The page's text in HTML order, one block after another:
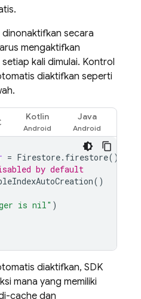
secara
mengaktifkan
kali dimulai. Kontrol
diaktifkan seperti
Kotlin Java
= Firestore. firestore().
by default
()
is nil" )
diaktifkan, SDK
mana yang memiliki
cache dan